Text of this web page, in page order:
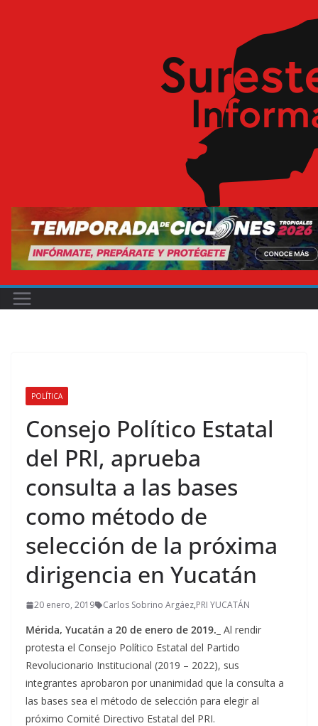
POLÍTICA
Consejo Político Estatal
del PRI, aprueba
consulta a las bases
como método de
selección de la próxima
dirigencia en Yucatán
20 enero, 2019 Carlos Sobrino Argáez,PRI YUCATÁN
Mérida, Yucatán a 20 de enero de 2019._ Al rendir
protesta el Consejo Político Estatal del Partido
Revolucionario Institucional (2019 – 2022), sus
integrantes aprobaron por unanimidad que la consulta a
las bases sea el método de selección para elegir al
próximo Comité Directivo Estatal del PRI.